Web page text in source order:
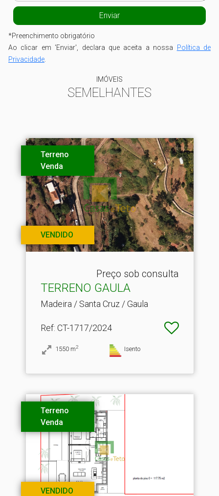
*Preenchimento obrigatório
Ao clicar em 'Enviar', declara que aceita a nossa Política de
Privacidade
IMÓVEIS
SEMELHANTES
Terreno
Venda
VENDIDO
Preço sob consulta
TERRENO GAULA
Madeira / Santa Cruz / Gaula
Ref: CT-1717/2024
1550 m2 Isento
Terreno
Venda
VENDIDO